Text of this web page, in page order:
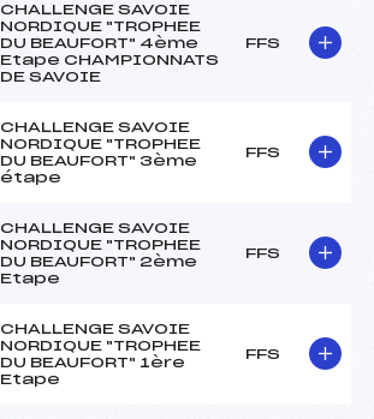
CHALLENGE SAVOIE
NORDIQUE "TROPHEE
DU BEAUFORT" 4ème
Etape CHAMPIONNATS
DE SAVOIE
FFS
CHALLENGE SAVOIE
NORDIQUE "TROPHEE
DU BEAUFORT" 3ème
étape
FFS
CHALLENGE SAVOIE
NORDIQUE "TROPHEE
DU BEAUFORT" 2ème
Etape
FFS
CHALLENGE SAVOIE
NORDIQUE "TROPHEE
DU BEAUFORT" 1ère
Etape
FFS